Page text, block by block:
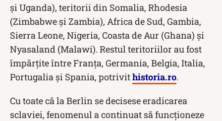
și Uganda), teritorii din Somalia, Rhodesia
(Zimbabwe și Zambia), Africa de Sud, Gambia,
Sierra Leone, Nigeria, Coasta de Aur (Ghana) și
Nyasaland (Malawi). Restul teritoriilor au fost
împărțite între Franța, Germania, Belgia, Italia,
Portugalia și Spania, potrivithistoria.ro.
Cu toate că la Berlin se decisese eradicarea
sclaviei, fenomenul a continuat să funcționeze